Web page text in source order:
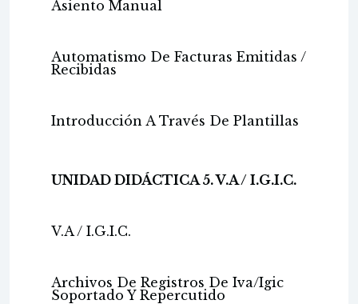
Asiento Manual
Automatismo De Facturas Emitidas /
Recibidas
Introducción A Través De Plantillas
UNIDAD DIDÁCTICA 5. V.A / I.G.I.C.
V.A / I.G.I.C.
Archivos De Registros De Iva/Igic
Soportado Y Repercutido